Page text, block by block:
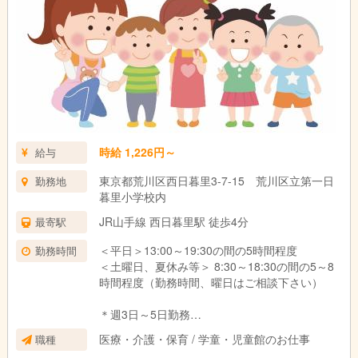
給与 時給 1,226円～
勤務地
東京都荒川区西日暮里3-7-15 荒川区立第一日
暮里小学校内
最寄駅 JR山手線 西日暮里駅 徒歩4分
勤務時間
＜平日＞13:00～19:30の間の5時間程度
＜土曜日、夏休み等＞ 8:30～18:30の間の5～8
時間程度（勤務時間、曜日はご相談下さい）
＊週3日～5日勤務
＊パート勤務の場合は、ご希望に応じて次の時
職種 医療・介護・保育 / 学童・児童館のお仕事